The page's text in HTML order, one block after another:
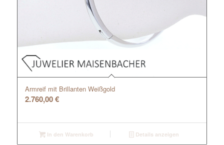
Armreif mit Brillanten Weißgold
2.760,00€
In den Warenkorb Details anzeigen